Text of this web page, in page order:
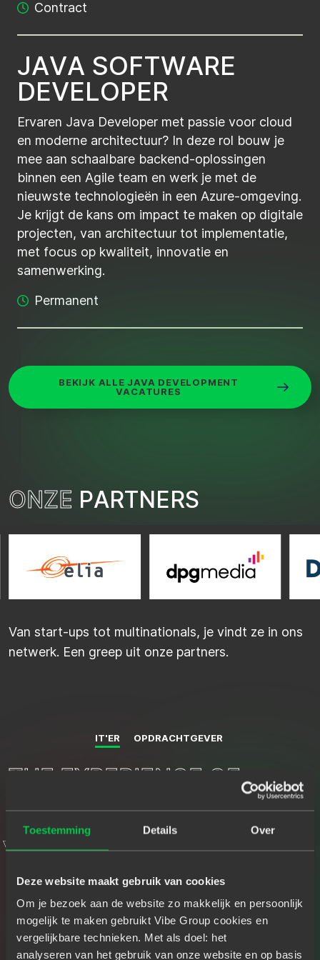
Toestemming Details Over
Deze website maakt gebruik van cookies
Om je bezoek aan de website zo makkelijk en persoonlijk
mogelijk te maken gebruikt Vibe Group cookies en
vergelijkbare technieken. Met als doel: het
analyseren van het gebruik van onze website en op basis
Contract
Permanent
JAVA SOFTWARE
DEVELOPER
Ervaren Java Developer met passie voor cloud
en moderne architectuur? In deze rol bouw je
mee aan schaalbare backend-oplossingen
binnen een Agile team en werk je met de
nieuwste technologieën in een Azure-omgeving.
Je krijgt de kans om impact te maken op digitale
projecten, van architectuur tot implementatie,
met focus op kwaliteit, innovatie en
samenwerking.
BEKIJK ALLE JAVA DEVELOPMENT
VACATURES
ONZE PARTNERS
Van start-ups tot multinationals, je vindt ze in ons
netwerk. Een greep uit onze partners.
THE EXPERIENCE OF
ERGEY
THE EXPERIENCE OF
RP - IT
ANA RA
IT'ER OPDRACHTGEVER